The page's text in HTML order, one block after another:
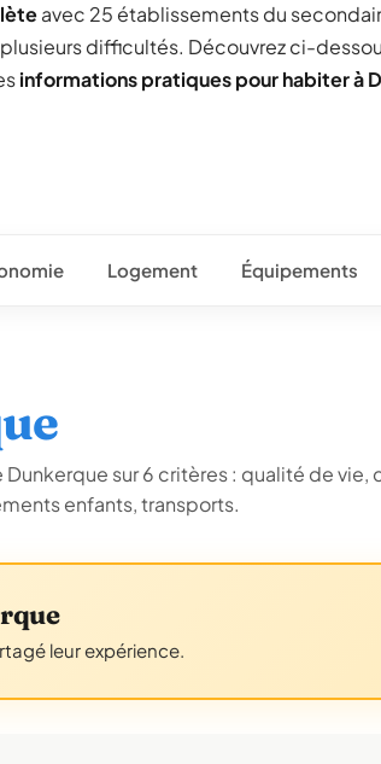
avec 25 établissements du
difficultés. Découvrez ci-
informations pratiques pour habiter à
Logement Équipements
sur 6 critères : qualité de vie,
enfants, transports.
leur expérience.